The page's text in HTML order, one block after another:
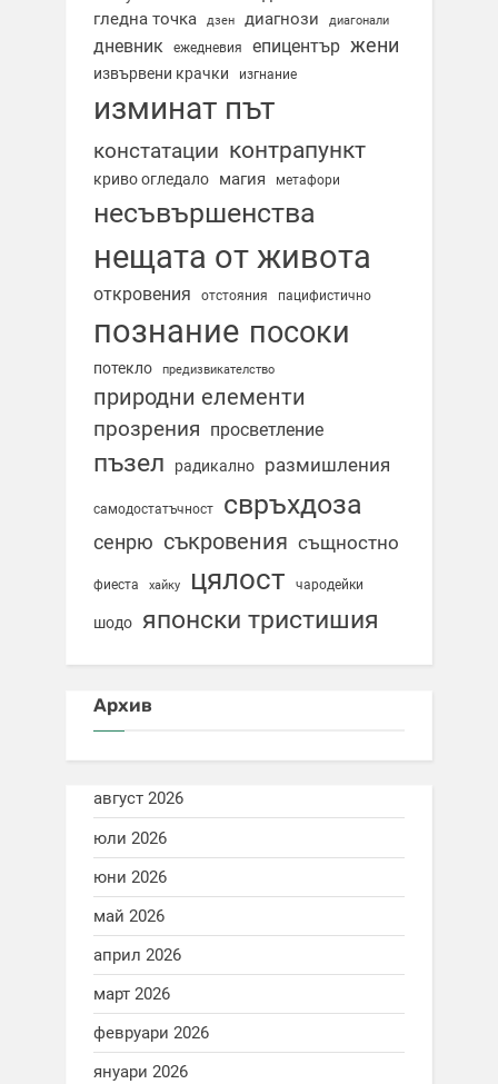
гледна точка
дзен диагнози диагонали
дневник ежедневия епицентър жени
извървени крачки изгнание
изминат път
констатации контрапункт
криво огледало магия метафори
несъвършенства
нещата от живота
откровения отстояния пацифистично
познание посоки
потекло предизвикателство
природни елементи
прозрения просветление
пъзел радикално размишления
самодостатъчност свръхдоза
сенрю съкровения същностно
фиеста хайку цялост чародейки
шодо японски тристишия
Архив
август 2026
юли 2026
юни 2026
май 2026
април 2026
март 2026
февруари 2026
януари 2026